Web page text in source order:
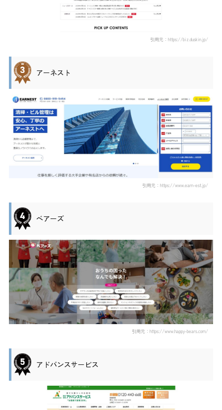
引用元：https://biz.duskin.jp/
アーネスト
引用元：https://www.earn-est.jp/
ベアーズ
引用元：https://www.happy-bears.com/
アドバンスサービス